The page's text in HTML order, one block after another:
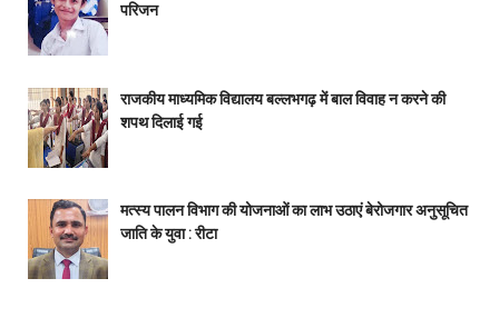
परिजन
राजकीय माध्यमिक विद्यालय बल्लभगढ़ में बाल विवाह न करने की
शपथ दिलाई गई
मत्स्य पालन विभाग की योजनाओं का लाभ उठाएं बेरोजगार अनुसूचित
जाति के युवा : रीटा